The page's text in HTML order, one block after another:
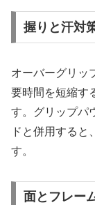
握りと汗対
オーバーグリッ
要時間を短縮す
す。グリップパ
ドと併用すると
す。
面とフレー